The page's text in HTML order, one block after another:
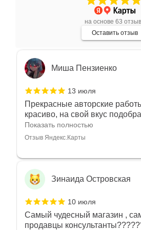
на основе 63
Оставить отзыв
индивидуально и
красотой! Трудно не купить
Отзыв Яндекс.Карты
Миша Пензиенко
13 июля
Прекрасные авторские
красиво, на свой вкус
угодно
Показать полностью
Отзыв Яндекс.Карты
Зинаида Островская
10 июля
Самый чудесный магазин ,
продавцы